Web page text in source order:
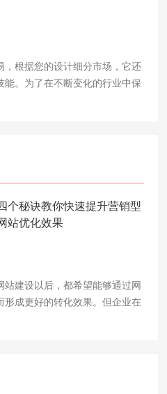
，根据您的设计细分市场，它还
能。为了在不断变化的行业中保
个秘诀教你快速提升营销型
站优化效果
建设以后，都希望能够通过网
形成更好的转化效果。但企业在